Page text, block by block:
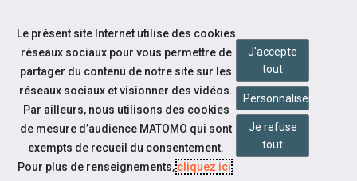
Aller au contenu
Qui sommes-nous ?
PRÉSENTATION DU RÉSEAU DES
Le présent site Internet utilise des cookies
réseaux sociaux pour vous permettre de
partager du contenu de notre site sur les
réseaux sociaux et visionner des vidéos.
Par ailleurs, nous utilisons des cookies
de mesure d’audience MATOMO qui sont
exempts de recueil du consentement.
Pour plus de renseignements,cliquez ici.
J'accepte
tout
Personnaliser
Je refuse
tout